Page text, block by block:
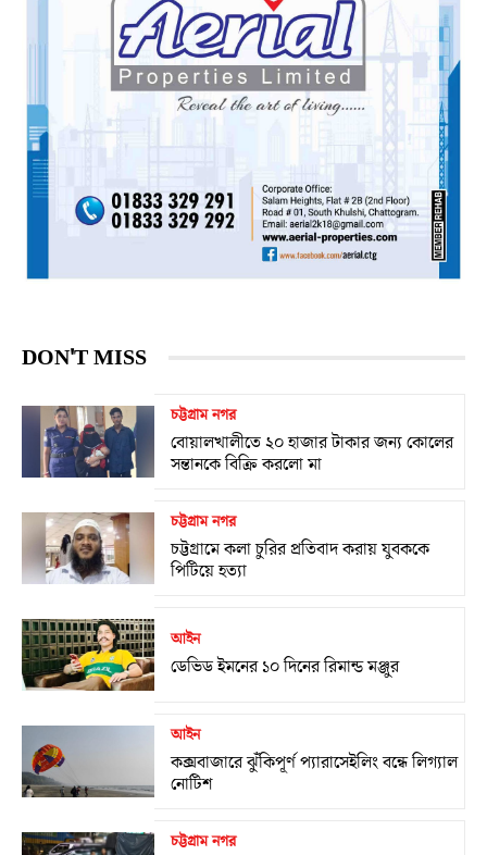
DON'T MISS
চট্টগ্রাম নগর
বোয়ালখালীতে ২০ হাজার টাকার জন্য কোলের
সন্তানকে বিক্রি করলো মা
চট্টগ্রাম নগর
চট্টগ্রামে কলা চুরির প্রতিবাদ করায় যুবককে
পিটিয়ে হত্যা
আইন
ডেভিড ইমনের ১০ দিনের রিমান্ড মঞ্জুর
আইন
কক্সবাজারে ঝুঁকিপূর্ণ প্যারাসেইলিং বন্ধে লিগ্যাল
নোটিশ
চট্টগ্রাম নগর